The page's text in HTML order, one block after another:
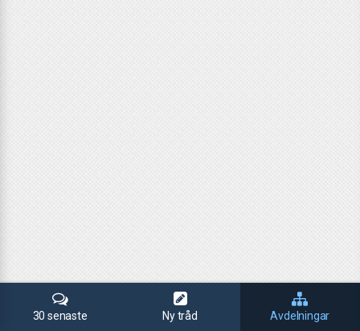
30 senaste Ny tråd Avdelningar